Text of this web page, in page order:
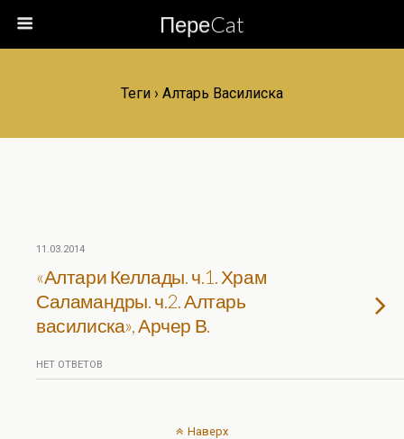
ПереCat
Теги › Алтарь Василиска
11.03.2014
«Алтари Келлады. ч.1. Храм
Саламандры. ч.2. Алтарь
василиска», Арчер В.
НЕТ ОТВЕТОВ
Наверх